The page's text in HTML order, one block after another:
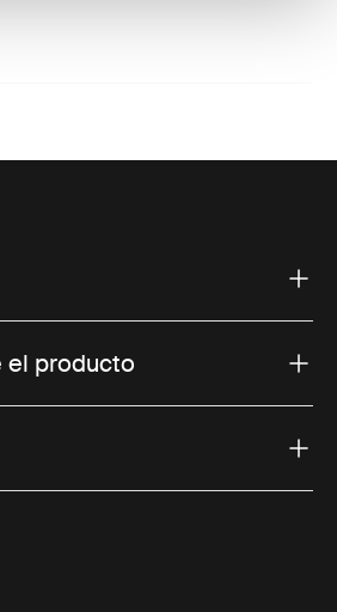
el producto
(external link)
on Instagram (external link)
on Youtube (external